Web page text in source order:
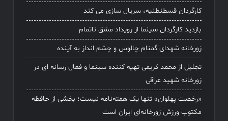
کارگردان قسطنطنیه، سریال سازی می کند
بازدید کارگردان سینما از رویداد مشق ناتمام
زورخانه شهدای گمنام چالوس و چشم انداز به آینده
تجلیل از محمد کریمی تهیه کننده سینما و فعال رسانه ای در
زورخانه شهید عراقی
«رخصت پهلوان» تنها یک هفته‌نامه نیست؛ بخشی از حافظه
مکتوب ورزش زورخانه‌ای ایران است